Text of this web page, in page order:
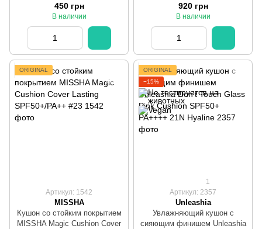
450 грн
В наличии
920 грн
В наличии
ORIGINAL
Артикул: 1542
MISSHA
Кушон со стойким покрытием
MISSHA Magic Cushion Cover
ORIGINAL
−15%
1
Артикул: 2357
Unleashia
Увлажняющий кушон с
сияющим финишем Unleashia